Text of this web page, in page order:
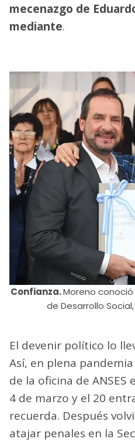
mecenazgo de
mediante.
Confianza.Moreno conoció
de Desarrollo
El devenir político lo
Así, en plena
de la oficina de ANSES
4 de marzo y el 20
recuerda. Después
atajar penales en la